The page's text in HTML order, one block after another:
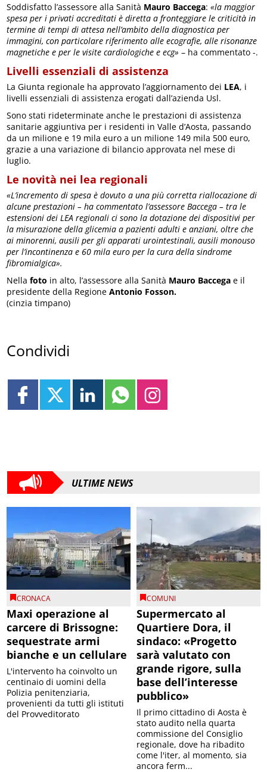
Soddisfatto l’assessore alla Sanità Mauro Baccega:«la maggior
spesa per i privati accreditati è diretta a fronteggiare le criticità in
termine di tempi di attesa nell’ambito della diagnostica per
immagini, con particolare riferimento alle ecografie, alle risonanze
magnetiche e per le visite cardiologiche e ecg» – ha commentato -.
Livelli essenziali di assistenza
La Giunta regionale ha approvato l’aggiornamento dei LEA, i
livelli essenziali di assistenza erogati dall’azienda Usl.
Sono stati rideterminate anche le prestazioni di assistenza
sanitarie aggiuntiva per i residenti in Valle d’Aosta, passando
da un milione e 19 mila euro a un milione 149 mila 500 euro,
grazie a una variazione di bilancio approvata nel mese di
luglio.
Le novità nei lea regionali
«L’incremento di spesa è dovuto a una più corretta riallocazione di
alcune prestazioni – ha commentato l’assessore Baccega – tra le
estensioni dei LEA regionali ci sono la dotazione dei dispositivi per
la misurazione della glicemia a pazienti adulti e anziani, oltre che
ai minorenni, ausili per gli apparati urointestinali, ausili monouso
per l’incontinenza e 60 mila euro per la cura della sindrome
fibromialgica».
Nella foto in alto, l’assessore alla Sanità Mauro Baccega e il
presidente della RegioneAntonio Fosson.
(cinzia timpano)
Condividi
ULTIME NEWS
CRONACA
Maxi operazione al
carcere di Brissogne:
sequestrate armi
bianche e un cellulare
L'intervento ha coinvolto un
centinaio di uomini della
Polizia penitenziaria,
provenienti da tutti gli istituti
del Provveditorato
COMUNI
Supermercato al
Quartiere Dora, il
sindaco: «Progetto
sarà valutato con
grande rigore, sulla
base dell’interesse
pubblico»
Il primo cittadino di Aosta è
stato audito nella quarta
commissione del Consiglio
regionale, dove ha ribadito
come l'iter, al momento, sia
ancora ferm...